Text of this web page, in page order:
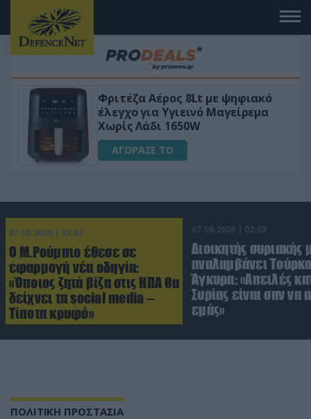
Φριτέζα Αέρος 8Lt με ψηφιακό
έλεγχο για Υγιεινό Μαγείρεμα
Χωρίς Λάδι 1650W
ΑΓΟΡΑΣΕ ΤΟ
07.08.2026 | 02:02
Ο Μ.Ρούμπιο έθεσε σε
εφαρμογή νέα οδηγία:
«Όποιος ζητά βίζα στις ΗΠΑ θα
δείχνει τα social media –
Τίποτα κρυφό»
07.08.2026 | 02:02
Διοικητής συριακής
αναλαμβάνει
Άγκυρα: «Απειλές
Συρίας είναι σαν να
εμάς»
ΠΟΛΙΤΙΚΗ ΠΡΟΣΤΑΣΙΑ